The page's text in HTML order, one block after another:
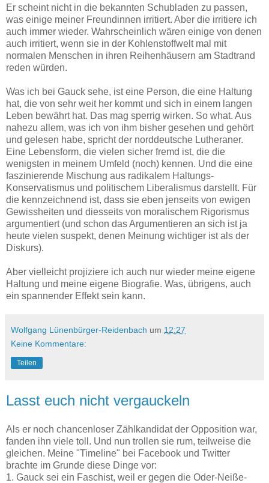
Er scheint nicht in die bekannten Schubladen zu passen,
was einige meiner Freundinnen irritiert. Aber die irritiere ich
auch immer wieder. Wahrscheinlich wären einige von denen
auch irritiert, wenn sie in der Kohlenstoffwelt mal mit
normalen Menschen in ihren Reihenhäusern am Stadtrand
reden würden.
Was ich bei Gauck sehe, ist eine Person, die eine Haltung
hat, die von sehr weit her kommt und sich in einem langen
Leben bewährt hat. Das mag sperrig wirken. So what. Aus
nahezu allem, was ich von ihm bisher gesehen und gehört
und gelesen habe, spricht der norddeutsche Lutheraner.
Eine Lebensform, die vielen sicher fremd ist, die die
wenigsten in meinem Umfeld (noch) kennen. Und die eine
faszinierende Mischung aus radikalem Haltungs-
Konservatismus und politischem Liberalismus darstellt. Für
die kennzeichnend ist, dass sie eben jenseits von ewigen
Gewissheiten und diesseits von moralischem Rigorismus
argumentiert (und schon das Argumentieren an sich ist ja
heute vielen suspekt, denen Meinung wichtiger ist als der
Diskurs).
Aber vielleicht projiziere ich auch nur wieder meine eigene
Haltung und meine eigene Biografie. Was, übrigens, auch
ein spannender Effekt sein kann.
Wolfgang Lünenbürger-Reidenbach um 12:27
Keine Kommentare:
Teilen
Lasst euch nicht vergauckeln
Als er noch chancenloser Zählkandidat der Opposition war,
fanden ihn viele toll. Und nun trollen sie rum, teilweise die
gleichen. Meine "Timeline" bei Facebook und Twitter
brachte im Grunde diese Dinge vor:
1. Gauck sei ein Faschist, weil er gegen die Oder-Neiße-